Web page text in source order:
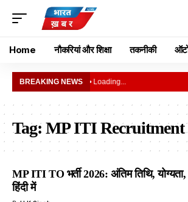
Home नौकरियां और शिक्षा तकनीकी
BREAKING NEWS • Loading...
Tag:MP ITI Recruitment
MP ITI TO भर्ती 2026: अंतिम तिथि,
हिंदी में